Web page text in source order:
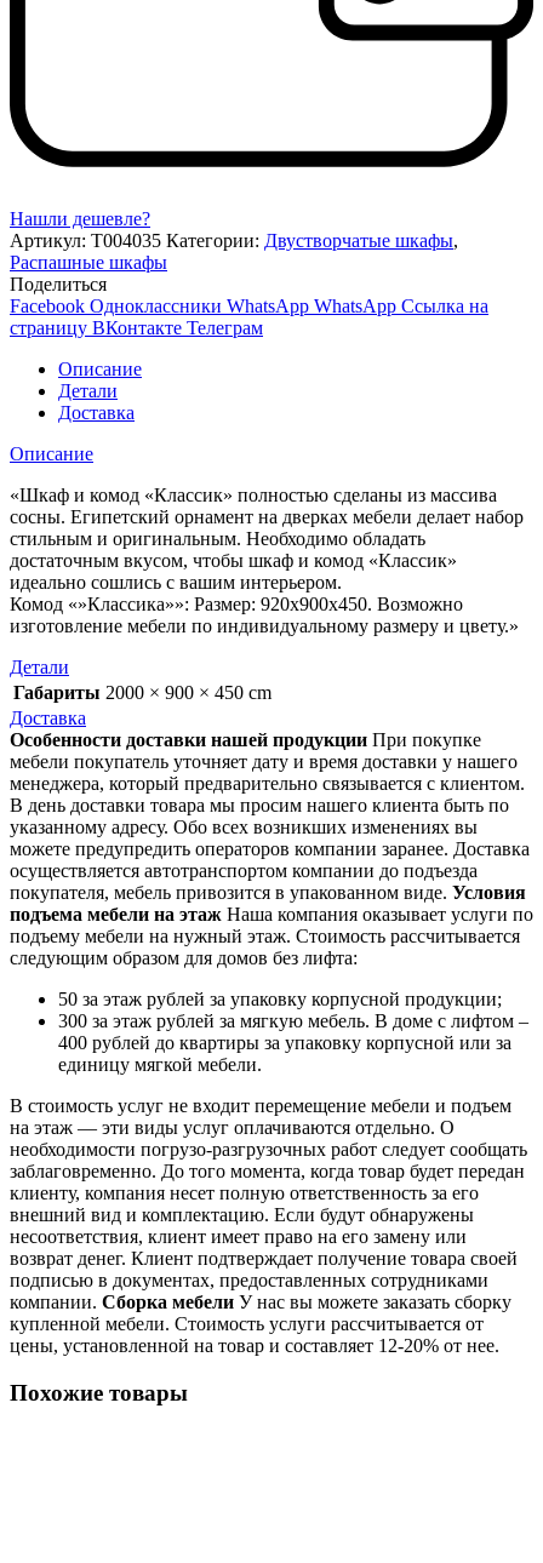
Нашли дешевле?
Артикул: Т004035 Категории: Двустворчатые шкафы,
Распашные шкафы
Поделиться
Facebook Одноклассники WhatsApp WhatsApp Ссылка на
страницу ВКонтакте Телеграм
Описание
Детали
Доставка
Описание
«Шкаф и комод «Классик» полностью сделаны из массива
сосны. Египетский орнамент на дверках мебели делает набор
стильным и оригинальным. Необходимо обладать
достаточным вкусом, чтобы шкаф и комод «Классик»
идеально сошлись с вашим интерьером.
Комод «»Классика»»: Размер: 920х900х450. Возможно
изготовление мебели по индивидуальному размеру и цвету.»
Детали
Габариты 2000 × 900 × 450 cm
Доставка
Особенности доставки нашей продукции При покупке
мебели покупатель уточняет дату и время доставки у нашего
менеджера, который предварительно связывается с клиентом.
В день доставки товара мы просим нашего клиента быть по
указанному адресу. Обо всех возникших изменениях вы
можете предупредить операторов компании заранее. Доставка
осуществляется автотранспортом компании до подъезда
покупателя, мебель привозится в упакованном виде. Условия
подъема мебели на этаж Наша компания оказывает услуги по
подъему мебели на нужный этаж. Стоимость рассчитывается
следующим образом для домов без лифта:
50 за этаж рублей за упаковку корпусной продукции;
300 за этаж рублей за мягкую мебель. В доме с лифтом –
400 рублей до квартиры за упаковку корпусной или за
единицу мягкой мебели.
В стоимость услуг не входит перемещение мебели и подъем
на этаж — эти виды услуг оплачиваются отдельно. О
необходимости погрузо-разгрузочных работ следует сообщать
заблаговременно. До того момента, когда товар будет передан
клиенту, компания несет полную ответственность за его
внешний вид и комплектацию. Если будут обнаружены
несоответствия, клиент имеет право на его замену или
возврат денег. Клиент подтверждает получение товара своей
подписью в документах, предоставленных сотрудниками
компании. Сборка мебели У нас вы можете заказать сборку
купленной мебели. Стоимость услуги рассчитывается от
цены, установленной на товар и составляет 12-20% от нее.
Похожие товары